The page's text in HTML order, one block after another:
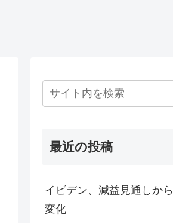
最近の投稿
イビデン、減益見通しか
変化